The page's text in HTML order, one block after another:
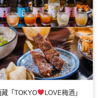
「TOKYO
LOVE梅酒」